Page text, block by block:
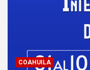
COAHUILA